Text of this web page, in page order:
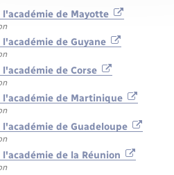
de Mayotte
de Guyane
de Corse
de Martinique
de Guadeloupe
de la Réunion